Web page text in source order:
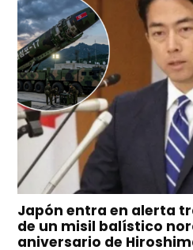
Japón entra en alerta
de un misil balístico
aniversario de